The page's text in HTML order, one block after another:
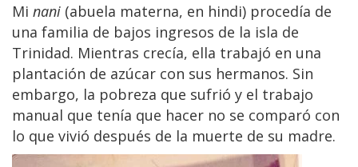
Mi nani (abuela materna, en hindi) procedía de
una familia de bajos ingresos de la isla de
Trinidad. Mientras crecía, ella trabajó en una
plantación de azúcar con sus hermanos. Sin
embargo, la pobreza que sufrió y el trabajo
manual que tenía que hacer no se comparó con
lo que vivió después de la muerte de su madre.